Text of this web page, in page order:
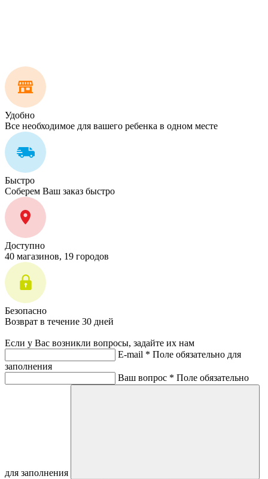
Удобно
Все необходимое для вашего ребенка в одном месте
Быстро
Соберем Ваш заказ быстро
Доступно
40 магазинов, 19 городов
Безопасно
Возврат в течение 30 дней
Если у Вас возникли вопросы, задайте их нам
E-mail * Поле обязательно для
заполнения
Ваш вопрос * Поле обязательно
для заполнения